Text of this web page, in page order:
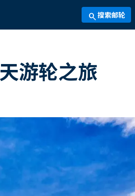
search搜索邮轮
游轮之旅